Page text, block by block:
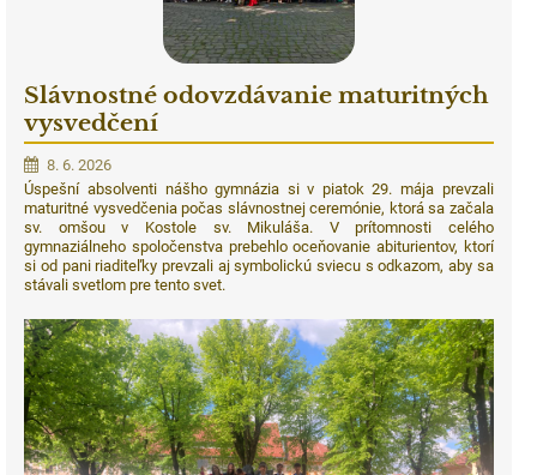
Slávnostné odovzdávanie maturitných
vysvedčení
8. 6. 2026
Úspešní absolventi nášho gymnázia si v piatok 29. mája prevzali
maturitné vysvedčenia počas slávnostnej ceremónie, ktorá sa začala
sv. omšou v Kostole sv. Mikuláša. V prítomnosti celého
gymnaziálneho spoločenstva prebehlo oceňovanie abiturientov, ktorí
si od pani riaditeľky prevzali aj symbolickú sviecu s odkazom, aby sa
stávali svetlom pre tento svet.